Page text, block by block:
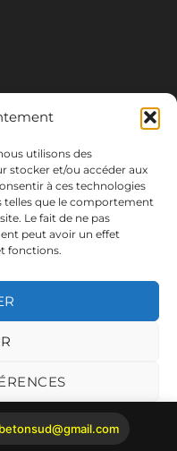
utilisons des
stocker et/ou accéder aux
à ces technologies
telles que le comportement
Le fait de ne pas
peut avoir un effet
fonctions.
Béton Sud